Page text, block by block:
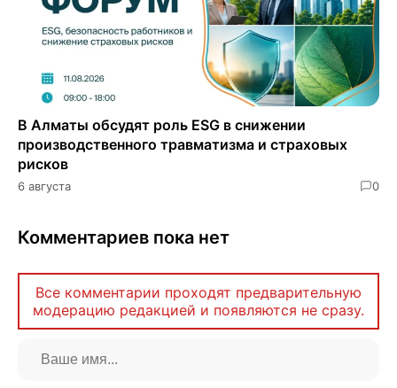
В Алматы обсудят роль ESG в снижении
производственного травматизма и страховых
рисков
6 августа 0
Комментариев пока нет
Все комментарии проходят предварительную
модерацию редакцией и появляются не сразу.